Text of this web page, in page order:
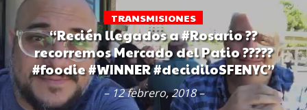
TRANSMISIONES
“Recién llegados a #Rosario ??
recorremos Mercado del Patio ?????
#foodie #WINNER #decidiloSFENYC”
– 12 febrero, 2018 –